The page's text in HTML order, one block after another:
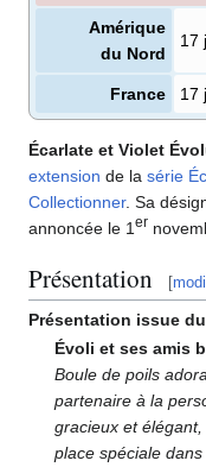
Amérique
du Nord
17
France 17
Écarlate et Violet
extension de la série
Collectionner. Sa
annoncée le 1 er
Présentation [
Présentation issue
Évoli et ses amis
Boule de poils
partenaire à la
gracieux et
place spéciale